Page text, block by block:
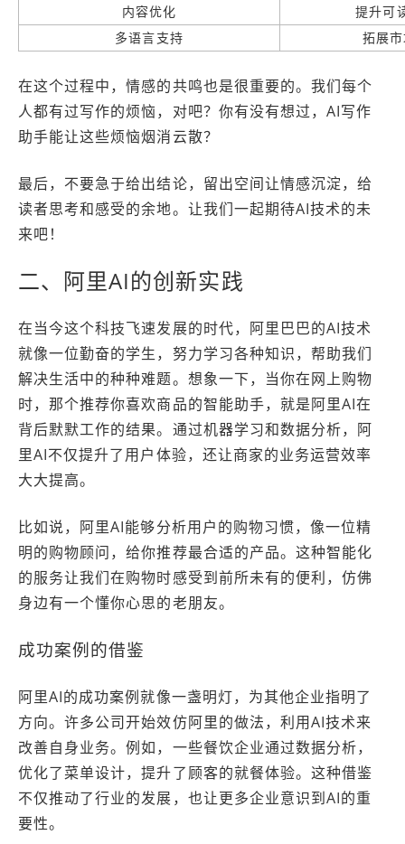
内容优化
提升可
多语言支持
拓展
在这个过程中，情感的共鸣也是很重要的。我们每个
人都有过写作的烦恼，对吧？你有没有想过，AI写作
助手能让这些烦恼烟消云散？
最后，不要急于给出结论，留出空间让情感沉淀，给
读者思考和感受的余地。让我们一起期待AI技术的未
来吧！
二、阿里AI的创新实践
在当今这个科技飞速发展的时代，阿里巴巴的AI技术
就像一位勤奋的学生，努力学习各种知识，帮助我们
解决生活中的种种难题。想象一下，当你在网上购物
时，那个推荐你喜欢商品的智能助手，就是阿里AI在
背后默默工作的结果。通过机器学习和数据分析，阿
里AI不仅提升了用户体验，还让商家的业务运营效率
大大提高。
比如说，阿里AI能够分析用户的购物习惯，像一位精
明的购物顾问，给你推荐最合适的产品。这种智能化
的服务让我们在购物时感受到前所未有的便利，仿佛
身边有一个懂你心思的老朋友。
成功案例的借鉴
阿里AI的成功案例就像一盏明灯，为其他企业指明了
方向。许多公司开始效仿阿里的做法，利用AI技术来
改善自身业务。例如，一些餐饮企业通过数据分析，
优化了菜单设计，提升了顾客的就餐体验。这种借鉴
不仅推动了行业的发展，也让更多企业意识到AI的重
要性。